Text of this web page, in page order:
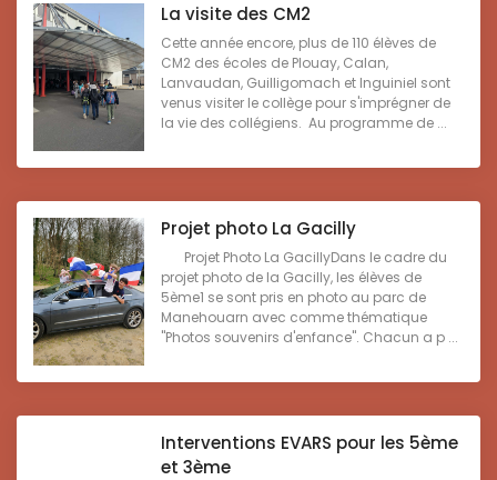
La visite des CM2
Cette année encore, plus de 110 élèves de
CM2 des écoles de Plouay, Calan,
Lanvaudan, Guilligomach et Inguiniel sont
venus visiter le collège pour s'imprégner de
la vie des collégiens. Au programme de ...
Projet photo La Gacilly
Projet Photo La GacillyDans le cadre du
projet photo de la Gacilly, les élèves de
5ème1 se sont pris en photo au parc de
Manehouarn avec comme thématique
"Photos souvenirs d'enfance". Chacun a p ...
Interventions EVARS pour les 5ème
et 3ème